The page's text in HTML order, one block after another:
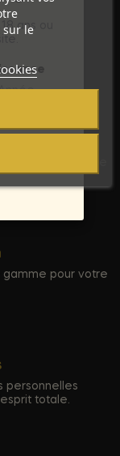
emballage neutre
pour votre
personnelles
totale.
sur le
ans ou